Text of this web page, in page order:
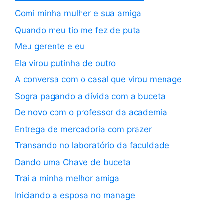
Comi minha mulher e sua amiga
Quando meu tio me fez de puta
Meu gerente e eu
Ela virou putinha de outro
A conversa com o casal que virou menage
Sogra pagando a dívida com a buceta
De novo com o professor da academia
Entrega de mercadoria com prazer
Transando no laboratório da faculdade
Dando uma Chave de buceta
Trai a minha melhor amiga
Iniciando a esposa no manage